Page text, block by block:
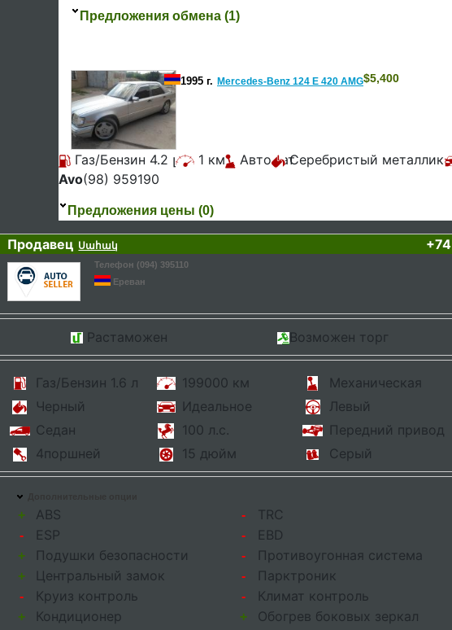
Предложения обмена (1)
1995 г. Mercedes-Benz 124 E 420 AMG$5,400
Газ/Бензин 4.2 լ 1 км АвтоматСеребристый металлик
Avo(98) 959190
Предложения цены (0)
Продавец Սահակ +74
Телефон (094) 395110
Ереван
Растаможен Возможен торг
Газ/Бензин 1.6 л 199000 км
Механическая
Черный
Идеальное
Левый
Седан
100 л.с.
Передний привод
4поршней
15 дюйм Серый
+ ABS - TRC
- ESP - EBD
+ Подушки безопасности - Противоугонная система
+ Центральный замок - Парктроник
- Круиз контроль - Климат контроль
+ Кондиционер + Обогрев боковых зеркал